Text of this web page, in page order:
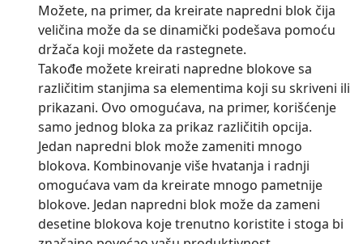
Možete, na primer, da kreirate napredni blok čija
veličina može da se dinamički podešava pomoću
držača koji možete da rastegnete.
Takođe možete kreirati napredne blokove sa
različitim stanjima sa elementima koji su skriveni ili
prikazani. Ovo omogućava, na primer, korišćenje
samo jednog bloka za prikaz različitih opcija.
Jedan napredni blok može zameniti mnogo
blokova. Kombinovanje više hvatanja i radnji
omogućava vam da kreirate mnogo pametnije
blokove. Jedan napredni blok može da zameni
desetine blokova koje trenutno koristite i stoga bi